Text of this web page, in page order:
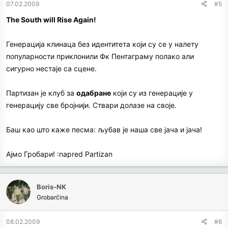
belih: plivač Milorad Čavić, teniser Novak Đoković i vaterpolo
selekcija čiju većinu čine upravo igrači Partizana. Sa sve
07.02.2009 #5
The South will Rise Again!
Генерација клинаца без идентитета који су се у налету
популарности приклонили Фк Пентаграму полако али
сигурно нестаје са сцене.
Партизан је клуб за одабране који су из генерације у
генерацију све бројнији. Ствари долазе на своје.
Баш као што каже песма: љубав је наша све јача и јача!
Ајмо Гробари! :napred Partizan
Boris-NK
Grobarčina
08.02.2009 #6